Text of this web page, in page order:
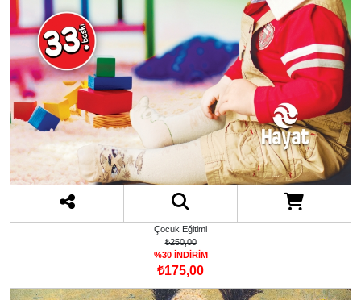
Çocuk Eğitimi
₺250,00
%30 İNDİRİM
₺175,00